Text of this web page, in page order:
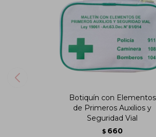
Botiquín con Elementos
de Primeros Auxilios y
Seguridad Vial
$ 660